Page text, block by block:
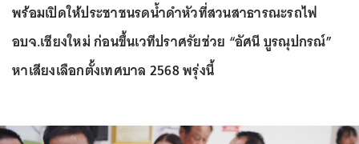
พร้อมเปิดให้ประชาชนรดน้ำดำหัวที่สวนสาธารณะรถไฟ
อบจ.เชียงใหม่ ก่อนขึ้นเวทีปราศรัยช่วย “อัศนี บูรณุปกรณ์”
หาเสียงเลือกตั้งเทศบาล 2568 พรุ่งนี้